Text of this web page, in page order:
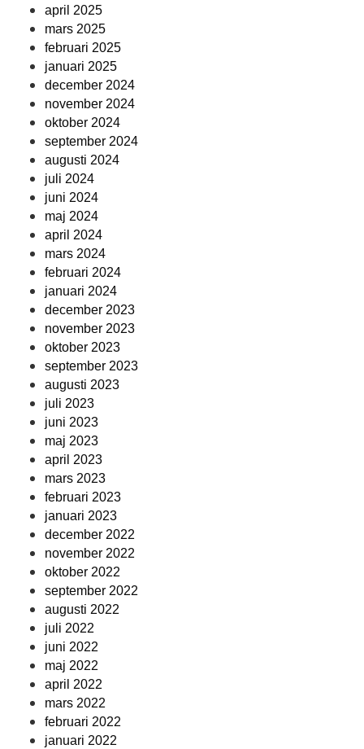
april 2025
mars 2025
februari 2025
januari 2025
december 2024
november 2024
oktober 2024
september 2024
augusti 2024
juli 2024
juni 2024
maj 2024
april 2024
mars 2024
februari 2024
januari 2024
december 2023
november 2023
oktober 2023
september 2023
augusti 2023
juli 2023
juni 2023
maj 2023
april 2023
mars 2023
februari 2023
januari 2023
december 2022
november 2022
oktober 2022
september 2022
augusti 2022
juli 2022
juni 2022
maj 2022
april 2022
mars 2022
februari 2022
januari 2022